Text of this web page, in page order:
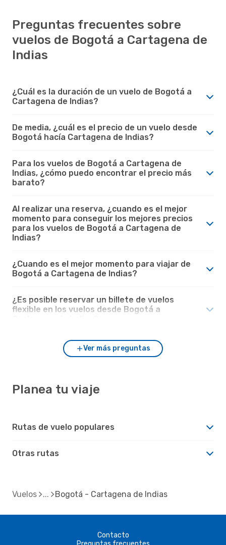
Preguntas frecuentes sobre
vuelos de Bogotá a Cartagena de
Indias
¿Cuál es la duración de un vuelo de Bogotá a
Cartagena de Indias?
De media, ¿cuál es el precio de un vuelo desde
Bogotá hacía Cartagena de Indias?
Para los vuelos de Bogotá a Cartagena de
Indias, ¿cómo puedo encontrar el precio más
barato?
Al realizar una reserva, ¿cuando es el mejor
momento para conseguir los mejores precios
para los vuelos de Bogotá a Cartagena de
Indias?
¿Cuando es el mejor momento para viajar de
Bogotá a Cartagena de Indias?
¿Es posible reservar un billete de vuelos
flexible en los vuelos desde Bogotá a
Ver más preguntas
Planea tu viaje
Rutas de vuelo populares
Otras rutas
Vuelos Bogotá - Cartagena de Indias
Contacto